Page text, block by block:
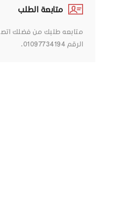
متابعة الطلب
متابعه طلبك من فضلك
الرقم 01097734194.